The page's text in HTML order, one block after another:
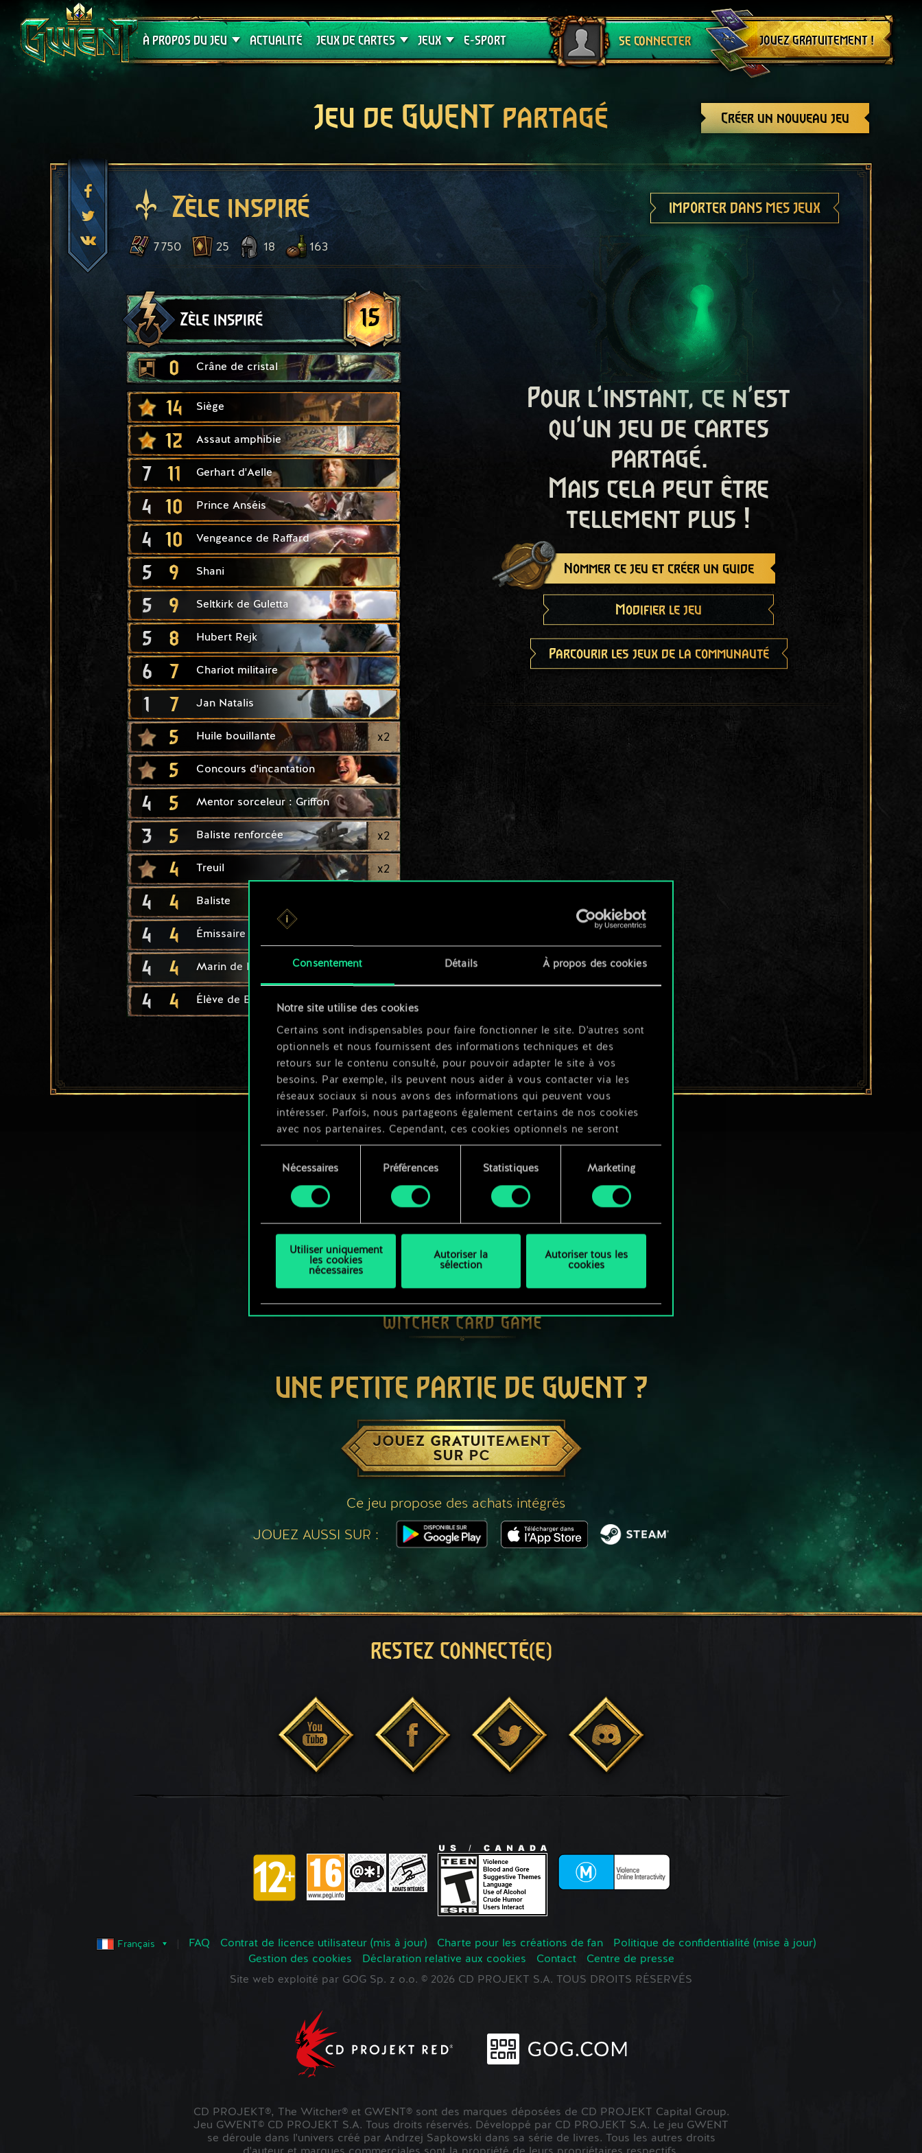
Consentement Détails À propos des cookies
Notre site utilise des cookies
Certains sont indispensables pour faire fonctionner le site. D'autres sont
optionnels et nous fournissent des informations techniques et des
retours sur le contenu consulté, pour pouvoir adapter le site à vos
besoins. Par exemple, ils peuvent nous aider à vous contacter via les
réseaux sociaux si nous avons des informations qui peuvent vous
intéresser. Parfois, nous partageons également certains de nos cookies
avec nos partenaires. Cependant, ces cookies optionnels ne seront
appliqués qu'avec votre permission.
et modifier vos préférences dans le menu "Paramètres" ci-dessous.
consentement
Nécessaires Préférences Statistiques Marketing
Utiliser uniquement
les cookies
nécessaires
Autoriser la
sélection
Autoriser tous les
cookies
À PROPOS DU JEU
Assistance
ACTUALITÉ JEUX DE CARTES
Crimson Curse
JEUX
Guides de jeux
E-SPORT SE CONNECTER
Se déconnecter
JOUEZ GRATUITEMENT !
Créer un nouveau jeu
Jeu de GWENT partagé
Zèle inspiré IMPORTER DANS MES JEUX
7 750 25 18 163
Zèle inspiré 15
0 Crâne de cristal
14 Siège
12 Assaut amphibie
7 11 Gerhart d'Aelle
4 10 Prince Anséis
4 10 Vengeance de Raffard
5 9 Shani
5 9 Seltkirk de Guletta
5 8 Hubert Rejk
6 7 Chariot militaire
1 7 Jan Natalis
5 Huile bouillante x2
5 Concours d'incantation
4 5 Mentor sorceleur : Griffon
3 5 Baliste renforcée x2
4 Treuil x2
4 4 Baliste
4 4 Émissaire de Cintra
4 4 Marin de Kerack
4 4 Élève de Ban Ard
Pour l'instant, ce n'est
qu'un jeu de cartes
partagé.
Mais cela peut être
tellement plus !
Nommer ce jeu et créer un guide
Modifier le jeu
Parcourir les jeux de la communauté
UNE PETITE PARTIE DE GWENT ?
JOUEZ GRATUITEMENT
SUR PC
Ce jeu propose des achats intégrés
JOUEZ AUSSI SUR :
RESTEZ CONNECTÉ(E)
Français FAQ Contrat de licence utilisateur (mis à jour) Charte pour les créations de fan
Politique de confidentialité (mise à jour)
Gestion des cookies
Déclaration relative aux cookies Contact
Centre de presse
Site web exploité par GOG Sp. z o.o. © 2026 CD PROJEKT S.A. TOUS DROITS RÉSERVÉS
CD PROJEKT®, The Witcher® et GWENT® sont des marques déposées de CD PROJEKT Capital Group.
Jeu GWENT© CD PROJEKT S.A. Tous droits réservés. Développé par CD PROJEKT S.A. Le jeu GWENT
se déroule dans l'univers créé par Andrzej Sapkowski dans sa série de livres. Tous les autres droits